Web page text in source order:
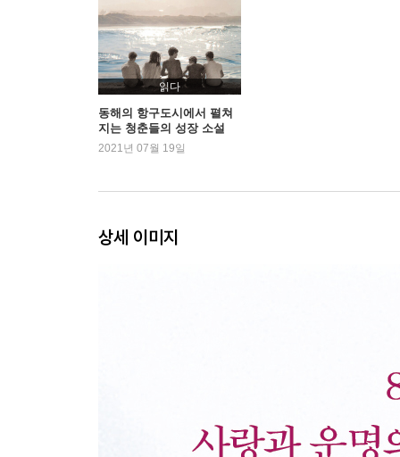
읽다
동해의 항구도시에서 펼쳐
지는 청춘들의 성장 소설
2021년 07월 19일
상세 이미지